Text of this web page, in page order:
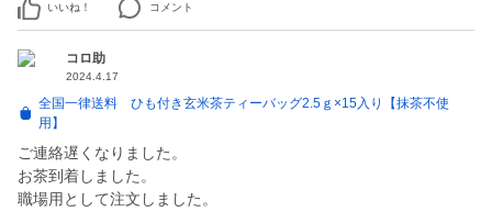
いいね！ コメント
コロ助
2024.4.17
全国一律送料 ひも付き玄米茶ティーバッグ2.5ｇ×15入り【抹茶不使
用】
ご連絡遅くなりました。
お茶到着しました。
職場用として注文しました。